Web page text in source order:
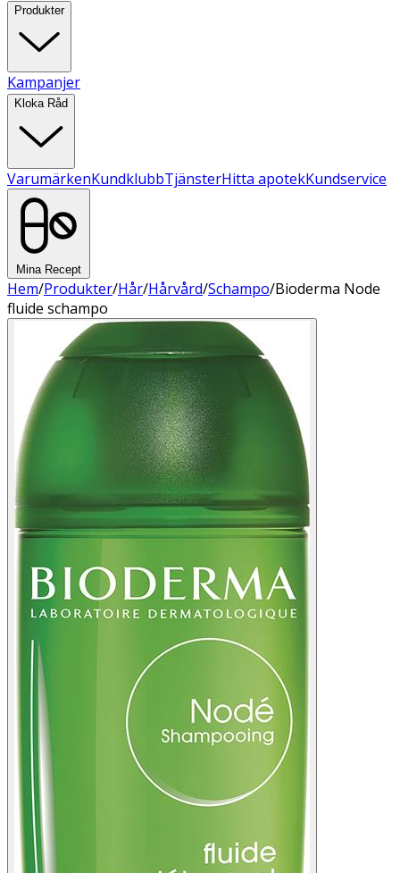
Produkter
Kampanjer
Kloka Råd
VarumärkenKundklubbTjänsterHitta apotekKundservice
Mina Recept
Hem/Produkter/Hår/Hårvård/Schampo/Bioderma Node
fluide schampo